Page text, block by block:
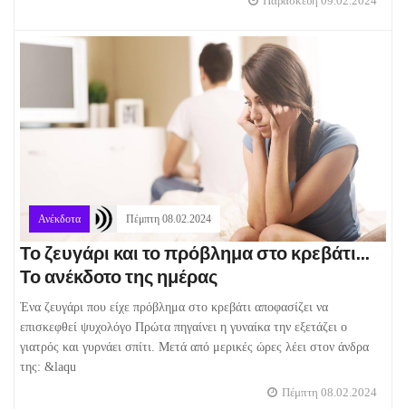
Ανέκδοτα Πέμπτη 08.02.2024
Το ζευγάρι και το πρόβλημα στο κρεβάτι...
Το ανέκδοτο της ημέρας
Ένα ζευγάρι που είχε πρόβλημα στο κρεβάτι αποφασίζει να
επισκεφθεί ψυχολόγο Πρώτα πηγαίνει η γυναίκα την εξετάζει ο
γιατρός και γυρνάει σπίτι. Μετά από μερικές ώρες λέει στον άνδρα
της: &laqu
Πέμπτη 08.02.2024